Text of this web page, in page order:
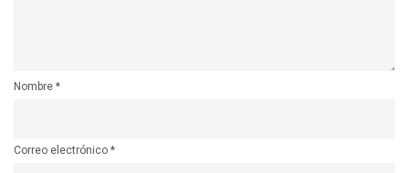
Nombre *
Correo electrónico *